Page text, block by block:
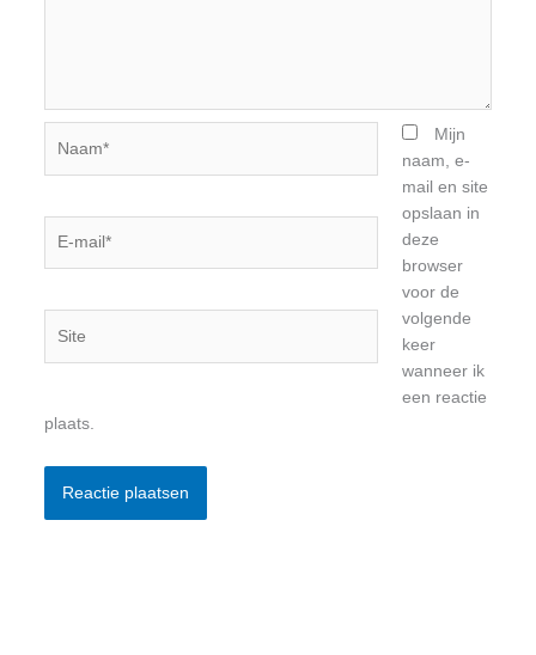
Mijn
naam, e-
mail en site
opslaan in
deze
browser
voor de
volgende
keer
wanneer ik
een reactie
plaats.